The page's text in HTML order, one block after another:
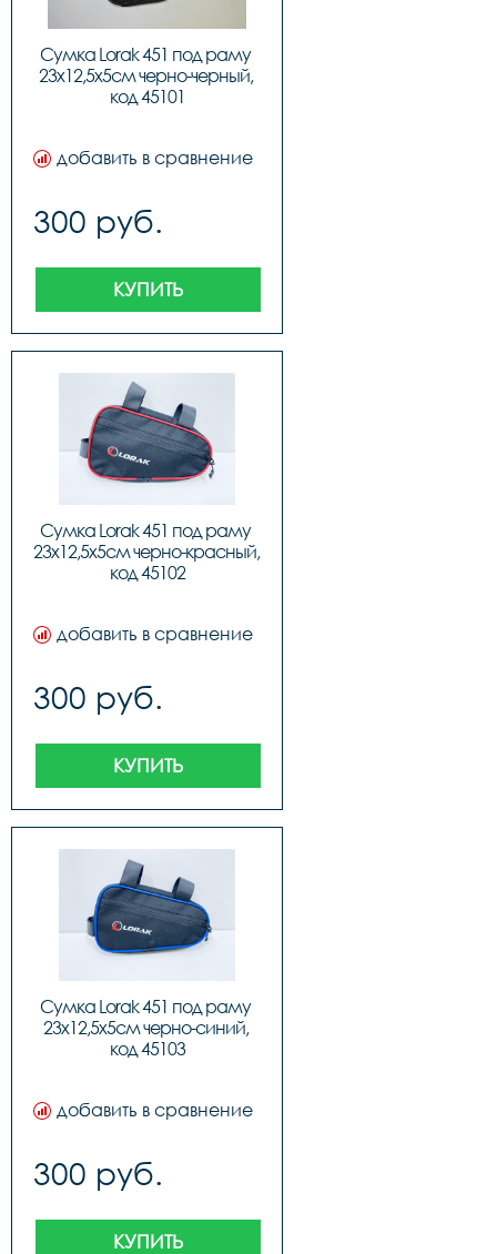
Сумка Lorak 451 под раму
23х12,5х5см черно-черный,
код 45101
добавить в сравнение
300 руб.
КУПИТЬ
Сумка Lorak 451 под раму
23х12,5х5см черно-красный,
код 45102
добавить в сравнение
300 руб.
КУПИТЬ
Сумка Lorak 451 под раму
23х12,5х5см черно-синий,
код 45103
добавить в сравнение
300 руб.
КУПИТЬ